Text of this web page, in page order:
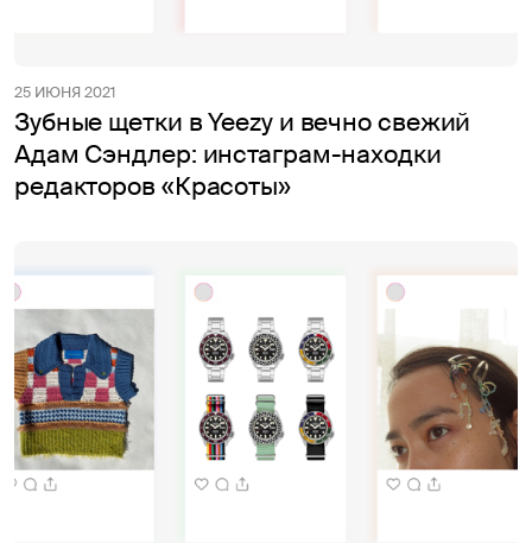
25 ИЮНЯ 2021
Зубные щетки в Yeezy и вечно свежий
Адам Сэндлер: инстаграм-находки
редакторов «Красоты»